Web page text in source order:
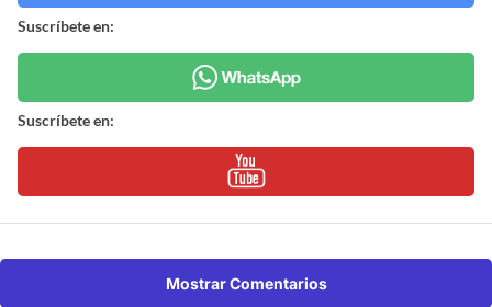
Suscríbete en:
Suscríbete en:
Mostrar Comentarios